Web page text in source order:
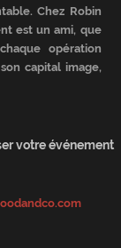
Chez Robin
est un ami, que
opération
capital image,
votre événement